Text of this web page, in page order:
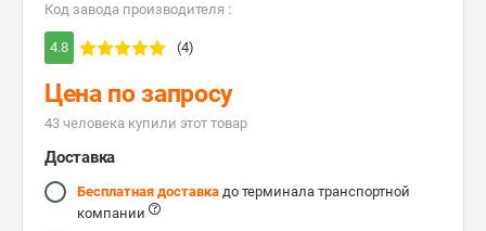
Код завода производителя :
4.8 (4)
Цена по запросу
43 человекa купили этот товар
Доставка
Бесплатная доставка до терминала транспортной
компании